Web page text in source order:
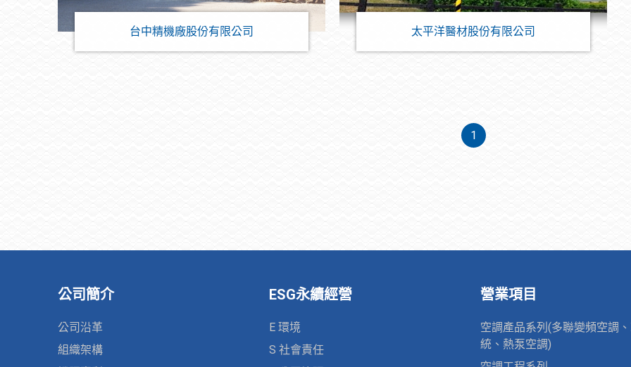
台中精機廠股份有限公司 太平洋醫材股份有限公司
1
公司簡介
公司沿革
組織架構
ESG永續經營
E 環境
S 社會責任
營業項目
空調產品系列(多聯變頻空調
統、熱泵空調)